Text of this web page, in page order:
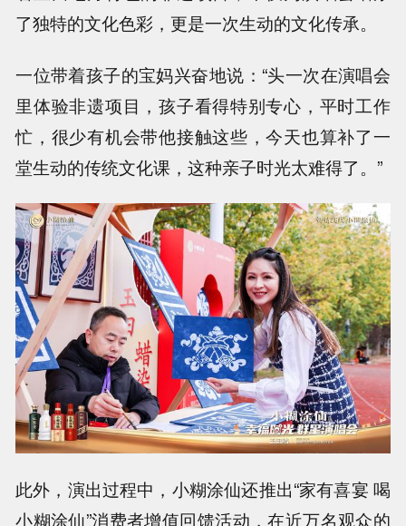
了独特的文化色彩，更是一次生动的文化传承。
一位带着孩子的宝妈兴奋地说：“头一次在演唱会
里体验非遗项目，孩子看得特别专心，平时工作
忙，很少有机会带他接触这些，今天也算补了一
堂生动的传统文化课，这种亲子时光太难得了。”
此外，演出过程中，小糊涂仙还推出“家有喜宴 喝
小糊涂仙”消费者增值回馈活动，在近万名观众的